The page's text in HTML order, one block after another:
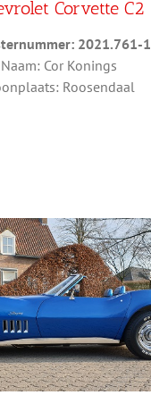
Corvette C2
2021.761-1
Naam: Cor Konings
Roosendaal